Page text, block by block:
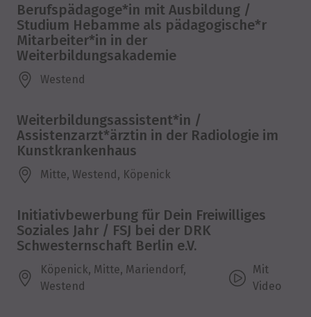
Berufspädagoge*in mit Ausbildung /
Studium Hebamme als pädagogische*r
Mitarbeiter*in in der
Weiterbildungsakademie
Westend
Weiterbildungsassistent*in /
Assistenzarzt*ärztin in der Radiologie im
Kunstkrankenhaus
Mitte, Westend, Köpenick
Initiativbewerbung für Dein Freiwilliges
Soziales Jahr / FSJ bei der DRK
Schwesternschaft Berlin e.V.
Köpenick, Mitte, Mariendorf,
Westend
Mit
Video